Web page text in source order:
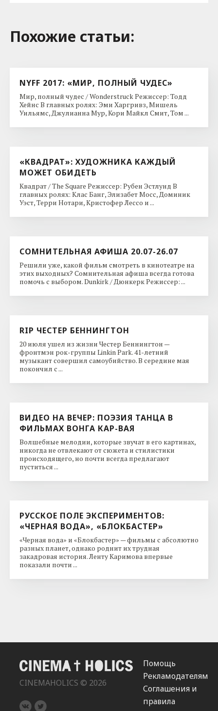
Похожие cтатьи:
NYFF 2017: «МИР, ПОЛНЫЙ ЧУДЕС»
Мир, полный чудес / Wonderstruck Режиссер: Тодд
Хейнс В главных ролях: Эми Харгривз, Мишель
Уильямс, Джулианна Мур, Кори Майкл Смит, Том ...
«КВАДРАТ»: ХУДОЖНИКА КАЖДЫЙ
МОЖЕТ ОБИДЕТЬ
Квадрат / The Square Режиссер: Рубен Эстлунд В
главных ролях: Клас Банг, Элизабет Мосс, Доминик
Уэст, Терри Нотари, Кристофер Лессо и ...
СОМНИТЕЛЬНАЯ АФИША 20.07-26.07
Решили уже, какой фильм смотреть в кинотеатре на
этих выходных? Сомнительная афиша всегда готова
помочь с выбором. Dunkirk / Дюнкерк Режиссер: ...
RIP ЧЕСТЕР БЕННИНГТОН
20 июля ушел из жизни Честер Беннингтон —
фронтмэн рок-группы Linkin Park. 41-летний
музыкант совершил самоубийство. В середине мая
покончил с ...
ВИДЕО НА ВЕЧЕР: ПОЭЗИЯ ТАНЦА В
ФИЛЬМАХ ВОНГА КАР-ВАЯ
Волшебные мелодии, которые звучат в его картинах,
никогда не отвлекают от сюжета и стилистики
происходящего, но почти всегда предлагают
пуститься ...
РУССКОЕ ПОЛЕ ЭКСПЕРИМЕНТОВ:
«ЧЕРНАЯ ВОДА», «БЛОКБАСТЕР»
«Черная вода» и «Блокбастер» — фильмы с абсолютно
разных планет, однако роднит их трудная
закадровая история. Ленту Каримова впервые
показали почти ...
CINEMAHOLICS © 2026
Помощь
Рекламодателям
Соглашения и
правила